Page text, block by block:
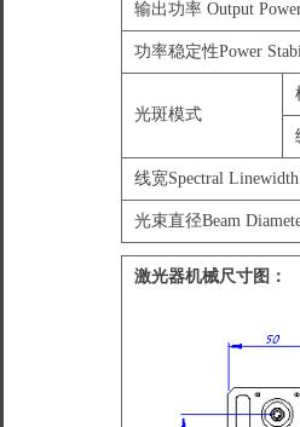
输出功率 Output
功率稳定性Power
光斑模式
线宽Spectral
光束直径Beam
激光器机械尺寸图：